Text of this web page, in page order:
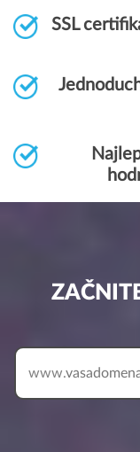
SSL
www.